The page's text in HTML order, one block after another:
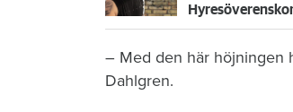
– Med den här höjningen
Dahlgren.